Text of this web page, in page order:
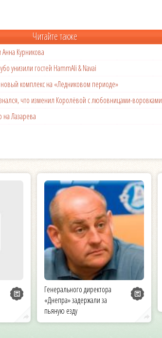
Читайте также
Анна Курникова
унизили гостей HammAli & Navai
новый комплекс на «Ледниковом периоде»
что изменил Королёвой с любовницами-воровками
Лазарева
Генерального директора
«Днепра» задержали за
пьяную езду